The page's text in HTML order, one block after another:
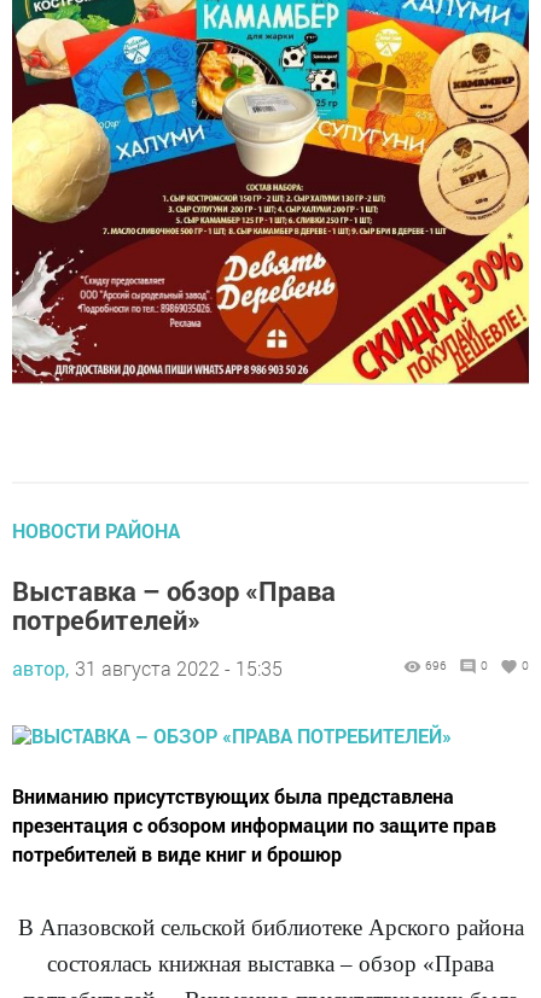
НОВОСТИ РАЙОНА
Выставка – обзор «Права
потребителей»
презентация с обзором информации по защите прав
потребителей в виде книг и брошюр
состоялась книжная выставка – обзор «Права
потребителей». Вниманию присутствующих была